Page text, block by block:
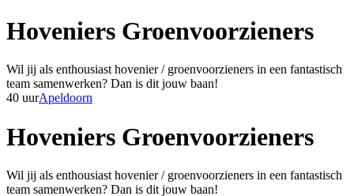
Hoveniers Groenvoorzieners
Wil jij als enthousiast hovenier / groenvoorzieners in een fantastisch
team samenwerken? Dan is dit jouw baan!
40 uurApeldoorn
Hoveniers Groenvoorzieners
Wil jij als enthousiast hovenier / groenvoorzieners in een fantastisch
team samenwerken? Dan is dit jouw baan!